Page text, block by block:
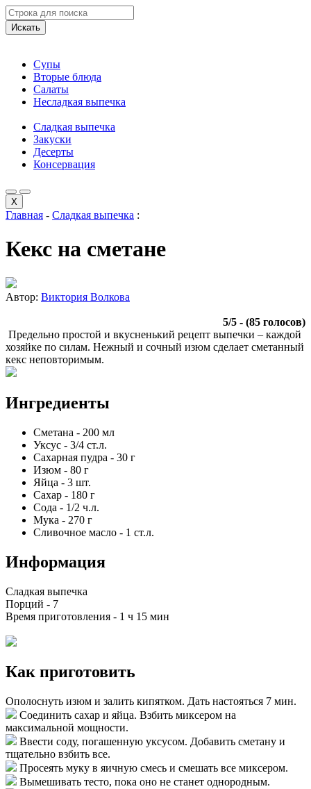
Искать
Супы
Вторые блюда
Салаты
Несладкая выпечка
Сладкая выпечка
Закуски
Десерты
Консервация
X
Главная - Сладкая выпечка :
Кекс на сметане
Автор: Виктория Волкова
5/5 - (85 голосов)
Предельно простой и вкусненький рецепт выпечки – каждой
хозяйке по силам. Нежный и сочный изюм сделает сметанный
кекс неповторимым.
Ингредиенты
Сметана - 200 мл
Уксус - 3/4 ст.л.
Сахарная пудра - 30 г
Изюм - 80 г
Яйца - 3 шт.
Сахар - 180 г
Сода - 1/2 ч.л.
Мука - 270 г
Сливочное масло - 1 ст.л.
Информация
Сладкая выпечка
Порций - 7
Время приготовления - 1 ч 15 мин
Как приготовить
Ополоснуть изюм и залить кипятком. Дать настояться 7 мин.
Соединить сахар и яйца. Взбить миксером на
максимальной мощности.
Ввести соду, погашенную уксусом. Добавить сметану и
тщательно взбить все.
Просеять муку в яичную смесь и смешать все миксером.
Вымешивать тесто, пока оно не станет однородным.